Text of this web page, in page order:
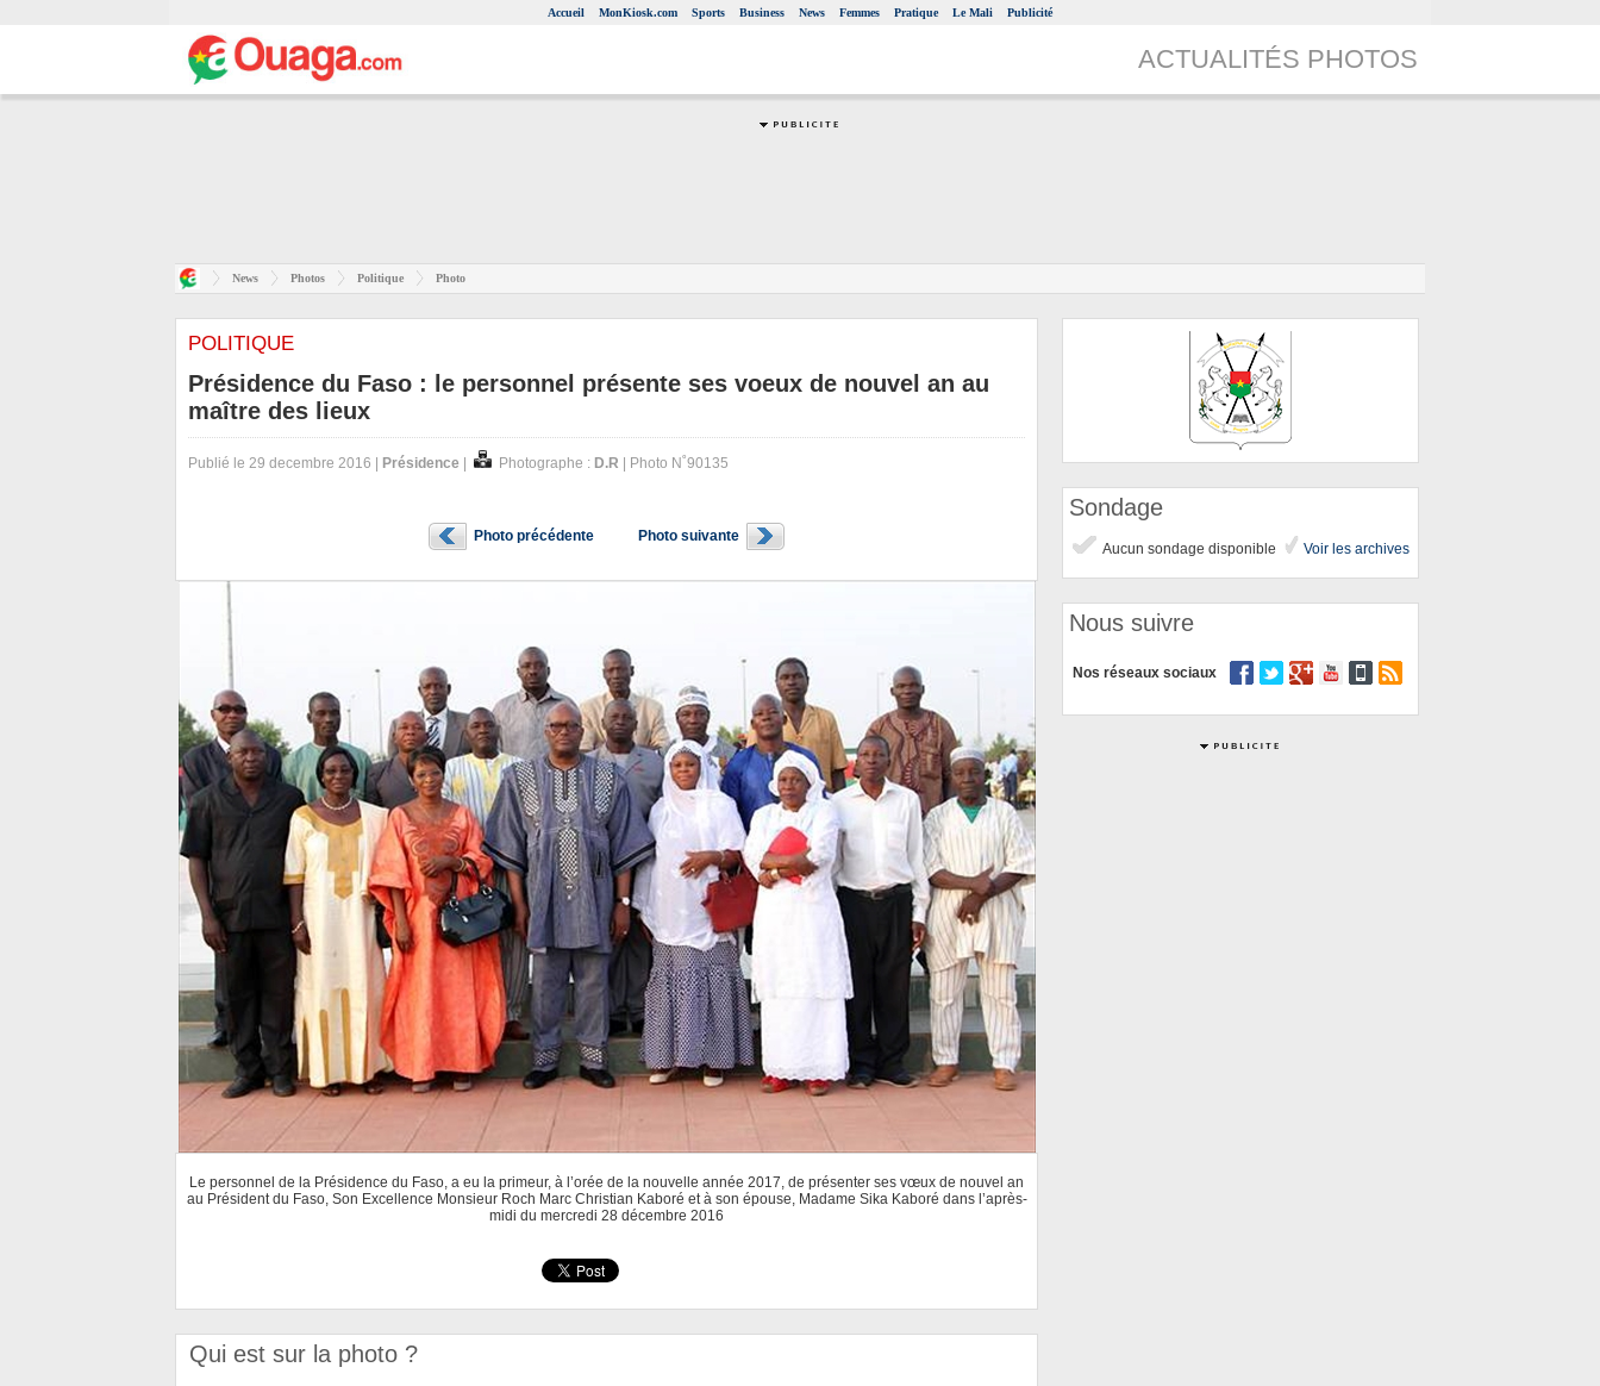
Accueil MonKiosk.com Sports Business News Femmes Pratique Le Mali Publicité
ACTUALITÉS PHOTOS
News Photos Politique Photo
POLITIQUE
Présidence du Faso : le personnel présente ses voeux de nouvel an au
maître des lieux
Publié le 29 decembre 2016 | Présidence Photographe : D.R | Photo N˚90135
Photo précédente Photo suivante
Le personnel de la Présidence du Faso, a eu la primeur, à l’orée de la nouvelle année 2017, de présenter ses vœux de nouvel an
au Président du Faso, Son Excellence Monsieur Roch Marc Christian Kaboré et à son épouse, Madame Sika Kaboré dans l’après-
midi du mercredi 28 décembre 2016
Qui est sur la photo ?
Sondage
Aucun sondage disponible Voir les archives
Nous suivre
Nos réseaux sociaux